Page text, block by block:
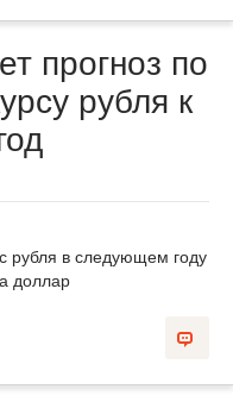
прогноз по
рубля к
рубля в следующем году
доллар